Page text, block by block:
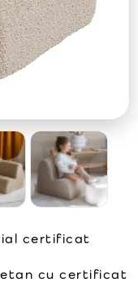
certificat
cu certificat